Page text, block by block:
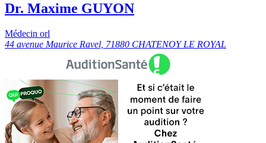
Dr. Maxime GUYON
Médecin orl
44 avenue Maurice Ravel, 71880 CHATENOY LE ROYAL